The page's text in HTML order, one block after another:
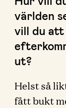
världen
vill du
ut?
Helst så
fått bukt